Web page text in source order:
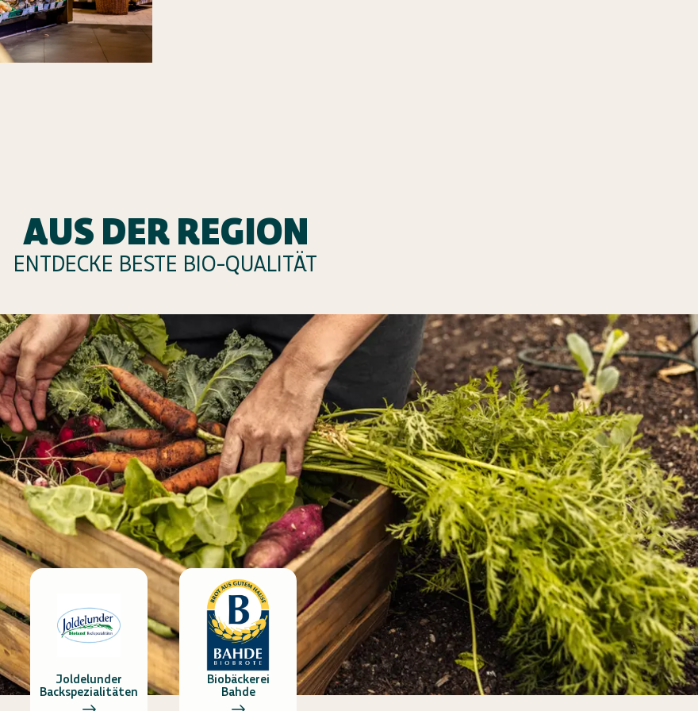
AUS DER REGION
ENTDECKE BESTE BIO-QUALITÄT
Joldelunder
Backspezialitäten
Biobäckerei
Bahde